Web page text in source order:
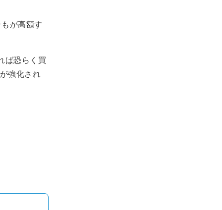
が高額す
ば恐らく買
強化され